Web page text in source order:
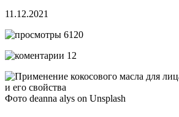
11.12.2021
6120
12
Фото deanna alys on Unsplash